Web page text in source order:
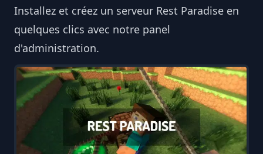
Installez et créez un serveur Rest Paradise en
quelques clics avec notre panel
d'administration.